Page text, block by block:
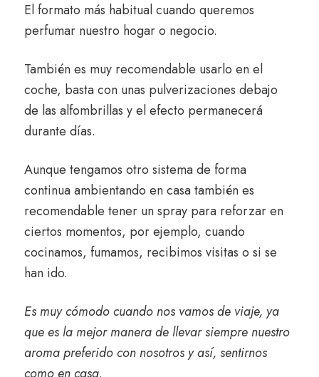
El formato más habitual cuando queremos
perfumar nuestro hogar o negocio.
También es muy recomendable usarlo en el
coche, basta con unas pulverizaciones debajo
de las alfombrillas y el efecto permanecerá
durante días.
Aunque tengamos otro sistema de forma
continua ambientando en casa también es
recomendable tener un spray para reforzar en
ciertos momentos, por ejemplo, cuando
cocinamos, fumamos, recibimos visitas o si se
han ido.
Es muy cómodo cuando nos vamos de viaje, ya
que es la mejor manera de llevar siempre nuestro
aroma preferido con nosotros y así, sentirnos